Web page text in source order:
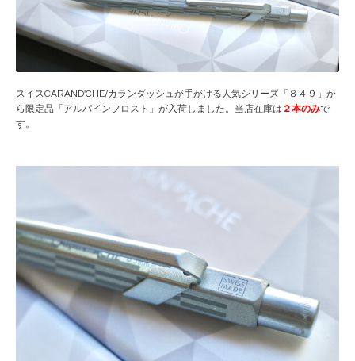
スイスCARAND'CHE/カランダッシュが手がける人気シリーズ「８４９」か
ら限定品「アルパインフロスト」が入荷しました。当店在庫は ２本のみで
す。